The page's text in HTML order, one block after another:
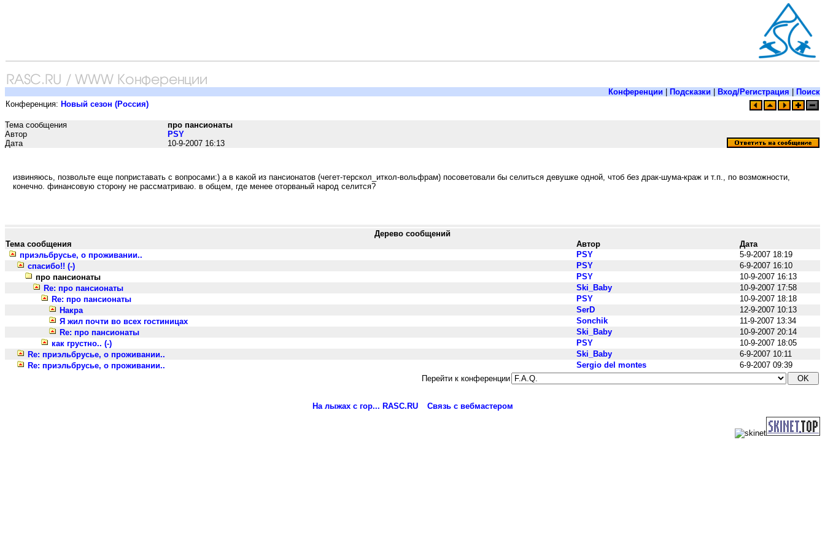
Конференции Подсказки Вход/Регистрация
Поиск
Конференция: Новый сезон (Россия)
Тема сообщения
про пансионаты
Автор
PSY
Дата
10-9-2007 16:13
извиняюсь, позвольте еще поприставать с вопросами:) а в какой из пансионатов (чегет-терскол_иткол-вольфрам) посоветовали бы селиться девушке одной, чтоб без драк-шума-краж и т.п., по возможности,
конечно. финансовую сторону не рассматриваю. в общем, где менее оторваный народ селится?
Дерево сообщений
Тема сообщения
Автор
Дата
приэльбрусье, о проживании..
PSY
5-9-2007 18:19
спасибо!! (-)
PSY
6-9-2007 16:10
про пансионаты
PSY
10-9-2007 16:13
Re: про пансионаты
Ski_Baby
10-9-2007 17:58
Re: про пансионаты
PSY
10-9-2007 18:18
Накра
SerD
12-9-2007 10:13
Я жил почти во всех гостиницах
Sonchik
11-9-2007 13:34
Re: про пансионаты
Ski_Baby
10-9-2007 20:14
как грустно.. (-)
PSY
10-9-2007 18:05
Re: приэльбрусье, о проживании..
Ski_Baby
6-9-2007 10:11
Re: приэльбрусье, о проживании..
Sergio del montes
6-9-2007 09:39
Перейти к конференции
На лыжах с гор... RASC.RU Связь с вебмастером